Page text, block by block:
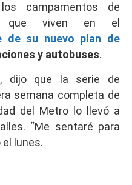
campamentos de
que viven en el
de su nuevo plan de
y autobuses.
dijo que la serie de
semana completa de
del Metro lo llevó a
“Me sentaré para
el lunes.